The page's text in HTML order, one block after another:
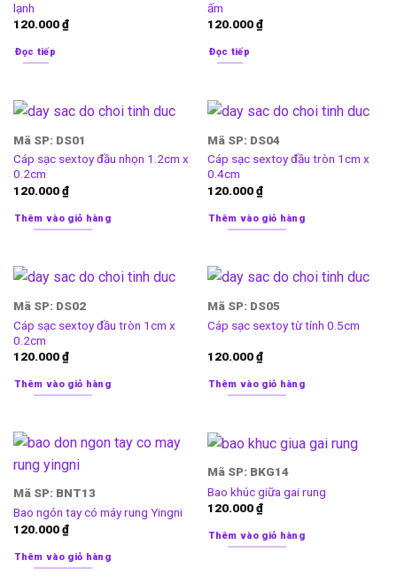
lạnh
120.000₫
Đọc tiếp
ấm
120.000₫
Đọc tiếp
Mã SP: DS01
Cáp sạc sextoy đầu nhọn 1.2cm x
0.2cm
120.000₫
Thêm vào giỏ hàng
Mã SP: DS04
Cáp sạc sextoy đầu tròn 1cm x
0.4cm
120.000₫
Thêm vào giỏ hàng
Mã SP: DS02
Cáp sạc sextoy đầu tròn 1cm x
0.2cm
120.000₫
Thêm vào giỏ hàng
Mã SP: DS05
Cáp sạc sextoy từ tính 0.5cm
120.000₫
Thêm vào giỏ hàng
Mã SP: BNT13
Bao ngón tay có máy rung Yingni
120.000₫
Thêm vào giỏ hàng
Mã SP: BKG14
Bao khúc giữa gai rung
120.000₫
Thêm vào giỏ hàng